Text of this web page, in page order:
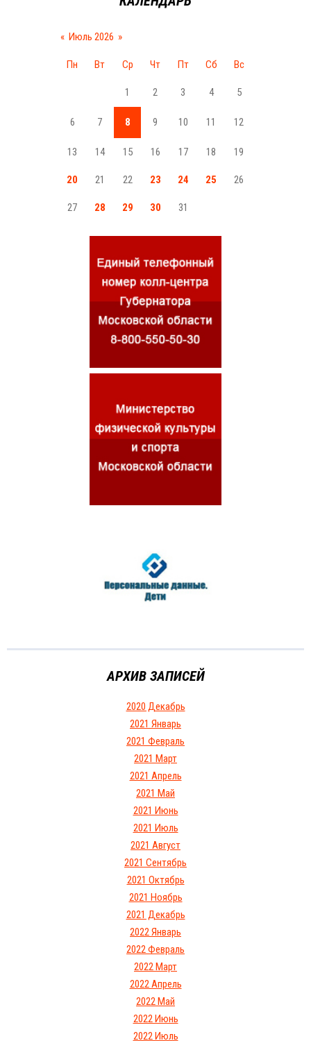
« Июль 2026 »
Пн Вт Ср Чт Пт Сб Вс
1 2 3 4 5
6 7 8 9 10 11 12
13 14 15 16 17 18 19
20 21 22 23 24 25 26
27 28 29 30 31
АРХИВ ЗАПИСЕЙ
2020 Декабрь
2021 Январь
2021 Февраль
2021 Март
2021 Апрель
2021 Май
2021 Июнь
2021 Июль
2021 Август
2021 Сентябрь
2021 Октябрь
2021 Ноябрь
2021 Декабрь
2022 Январь
2022 Февраль
2022 Март
2022 Апрель
2022 Май
2022 Июнь
2022 Июль